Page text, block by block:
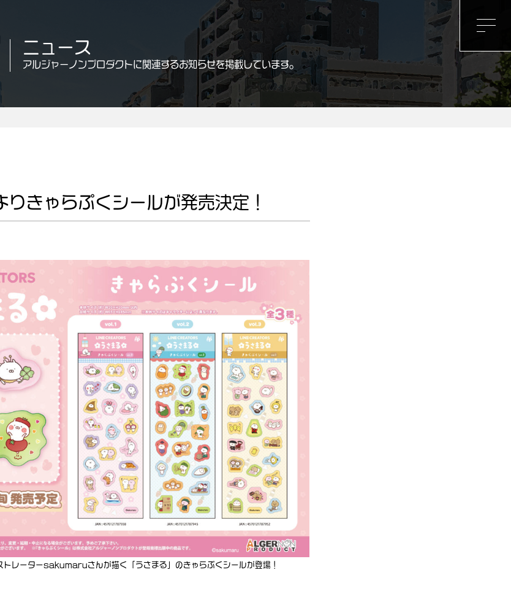
ニュース
アルジャーノンプロダクトに関連するお知らせを掲載しています。
りきゃらぷくシールが発売決定！
トレーターsakumaruさんが描く「うさまる」のきゃらぷくシールが登場！